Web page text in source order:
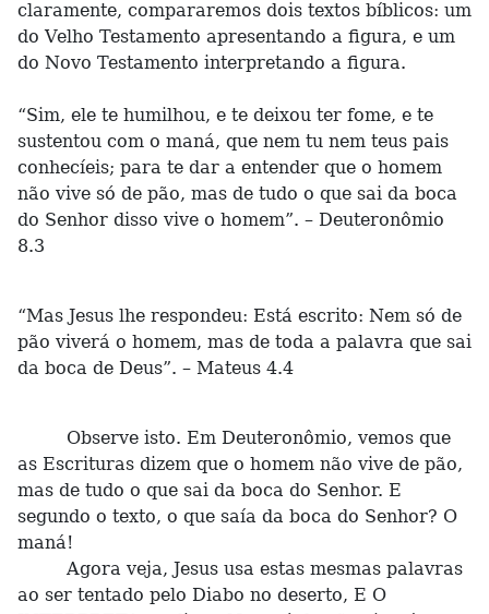
claramente, compararemos dois textos bíblicos: um
do Velho Testamento apresentando a figura, e um
do Novo Testamento interpretando a figura.
“Sim, ele te humilhou, e te deixou ter fome, e te
sustentou com o maná, que nem tu nem teus pais
conhecíeis; para te dar a entender que o homem
não vive só de pão, mas de tudo o que sai da boca
do Senhor disso vive o homem”. – Deuteronômio
8.3
“Mas Jesus lhe respondeu: Está escrito: Nem só de
pão viverá o homem, mas de toda a palavra que sai
da boca de Deus”. – Mateus 4.4
Observe isto. Em Deuteronômio, vemos que
as Escrituras dizem que o homem não vive de pão,
mas de tudo o que sai da boca do Senhor. E
segundo o texto, o que saía da boca do Senhor? O
maná!
Agora veja, Jesus usa estas mesmas palavras
ao ser tentado pelo Diabo no deserto, E O